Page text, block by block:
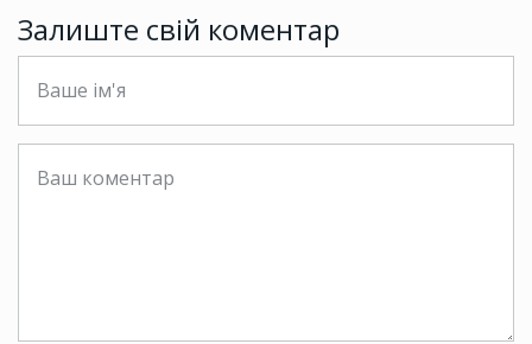
Залиште свій коментар